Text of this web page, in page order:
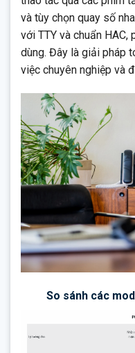
và tùy chọn quay số
với TTY và chuẩn
dùng. Đây là giải pháp
việc chuyên nghiệp và
So sánh các